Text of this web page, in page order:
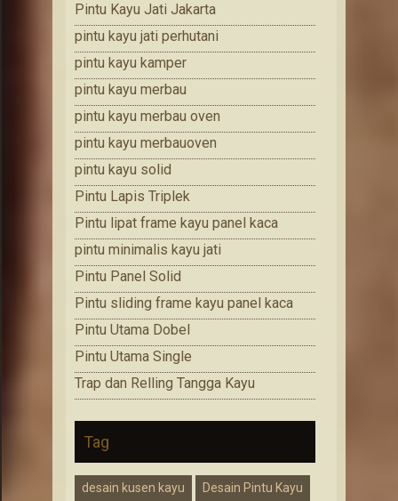
Pintu Kayu Jati Jakarta
pintu kayu jati perhutani
pintu kayu kamper
pintu kayu merbau
pintu kayu merbau oven
pintu kayu merbauoven
pintu kayu solid
Pintu Lapis Triplek
Pintu lipat frame kayu panel kaca
pintu minimalis kayu jati
Pintu Panel Solid
Pintu sliding frame kayu panel kaca
Pintu Utama Dobel
Pintu Utama Single
Trap dan Relling Tangga Kayu
Tag
desain kusen kayu Desain Pintu Kayu